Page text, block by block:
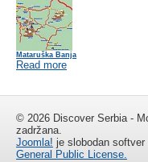
Mataruška Banja
Read more
© 2026 Discover Serbia -
zadržana.
Joomla! je slobodan softver
General Public License.